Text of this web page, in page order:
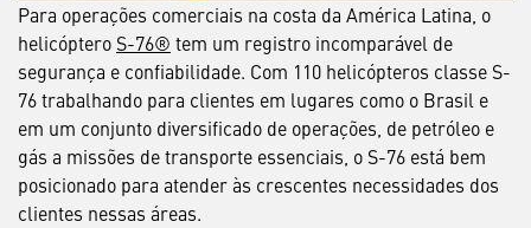
Para operações comerciais na costa da América Latina, o
helicóptero S-76® tem um registro incomparável de
segurança e confiabilidade. Com 110 helicópteros classe S-
76 trabalhando para clientes em lugares como o Brasil e
em um conjunto diversificado de operações, de petróleo e
gás a missões de transporte essenciais, o S-76 está bem
posicionado para atender às crescentes necessidades dos
clientes nessas áreas.